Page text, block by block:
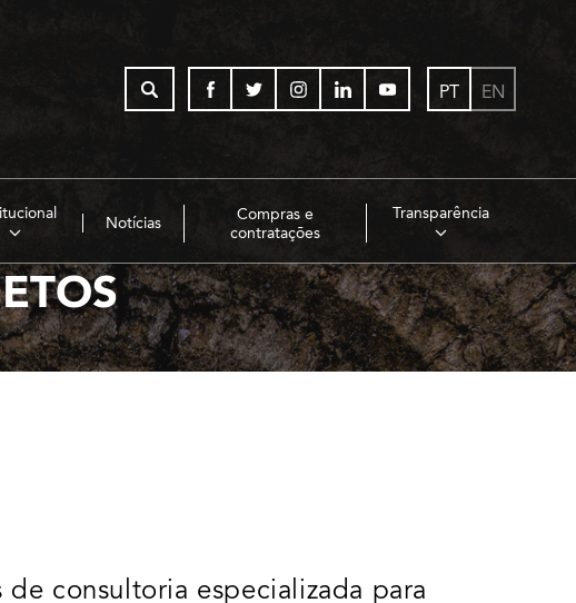
PT EN
Notícias
Compras e
contratações
Transparência
consultoria especializada para